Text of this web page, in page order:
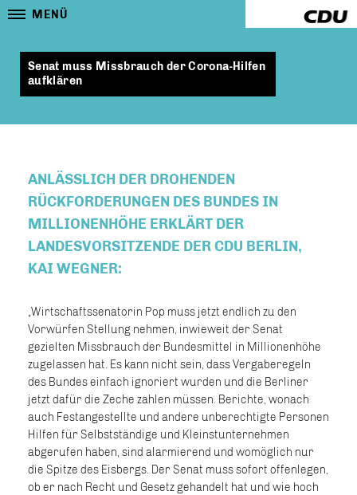
MENÜ
Senat muss Missbrauch der Corona-Hilfen
aufklären
ANLÄSSLICH DER DROHENDEN
RÜCKFORDERUNGEN DES BUNDES IN
MILLIONENHÖHE ERKLÄRT DER
LANDESVORSITZENDE DER CDU BERLIN,
KAI WEGNER:
Wirtschaftssenatorin Pop muss jetzt endlich zu den
Vorwürfen Stellung nehmen, inwieweit der Senat
gezielten Missbrauch der Bundesmittel in Millionenhöhe
zugelassen hat. Es kann nicht sein, dass Vergaberegeln
des Bundes einfach ignoriert wurden und die Berliner
jetzt dafür die Zeche zahlen müssen. Berichte, wonach
auch Festangestellte und andere unberechtigte Personen
Hilfen für Selbstständige und Kleinstunternehmen
abgerufen haben, sind alarmierend und womöglich nur
die Spitze des Eisbergs. Der Senat muss sofort offenlegen,
ob er nach Recht und Gesetz gehandelt hat und wie hoch